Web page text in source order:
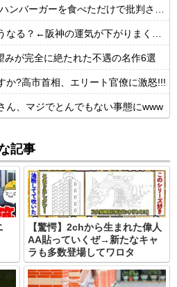
バーガーを食べただけで批判される
？←阪神の運気が下がりまくるやろな
みが完全に絶たれた不遇の名作6選
か?高市首相、エリート官僚に激怒!!!
ん、マジでとんでもない事態にwww
記事
【驚愕】2chから生まれた偉人
AA貼っていくぜ→新たなキャ
ラも多数登場してワロタ